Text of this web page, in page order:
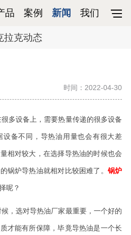
品 案例 新闻 我们
拉克动态
时间：2022-04-30
多设备上，需要热量传递的很多设备
设备不同，导热油用量也会有很大差
相对较大，在选择导热油的时候也会
锅炉导热油就相对比较困难了。 锅炉
呢？
，选对导热油厂家最重要，一个好的
才能有所保障，毕竟导热油是一个长